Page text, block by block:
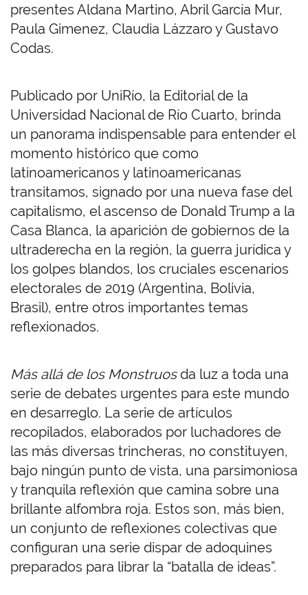
presentes Aldana Martino, Abril García Mur,
Paula Gimenez, Claudia Lázzaro y Gustavo
Codas.
Publicado por UniRío, la Editorial de la
Universidad Nacional de Río Cuarto, brinda
un panorama indispensable para entender el
momento histórico que como
latinoamericanos y latinoamericanas
transitamos, signado por una nueva fase del
capitalismo, el ascenso de Donald Trump a la
Casa Blanca, la aparición de gobiernos de la
ultraderecha en la región, la guerra jurídica y
los golpes blandos, los cruciales escenarios
electorales de 2019 (Argentina, Bolivia,
Brasil), entre otros importantes temas
reflexionados.
Más allá de los Monstruosda luz a toda una
serie de debates urgentes para este mundo
en desarreglo. La serie de artículos
recopilados, elaborados por luchadores de
las más diversas trincheras, no constituyen,
bajo ningún punto de vista, una parsimoniosa
y tranquila reflexión que camina sobre una
brillante alfombra roja. Estos son, más bien,
un conjunto de reflexiones colectivas que
configuran una serie dispar de adoquines
preparados para librar la “batalla de ideas”.